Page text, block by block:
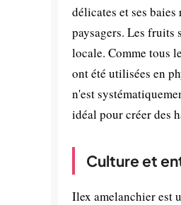
délicates et ses
paysagers. Les fruits
locale. Comme tous
ont été utilisées en
n'est
idéal pour créer des
Culture et
Ilex amelanchier est